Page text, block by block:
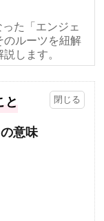
た「エンジェ
のルーツを紐解
します。
と
意味